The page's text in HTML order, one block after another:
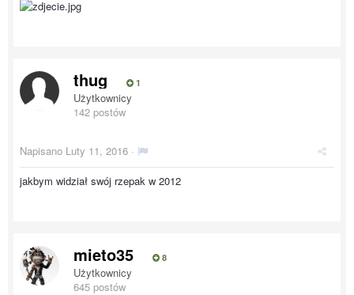
thug 1
Użytkownicy
142 postów
Napisano Luty 11, 2016 ·
jakbym widział swój rzepak w 2012
mieto35 8
Użytkownicy
645 postów